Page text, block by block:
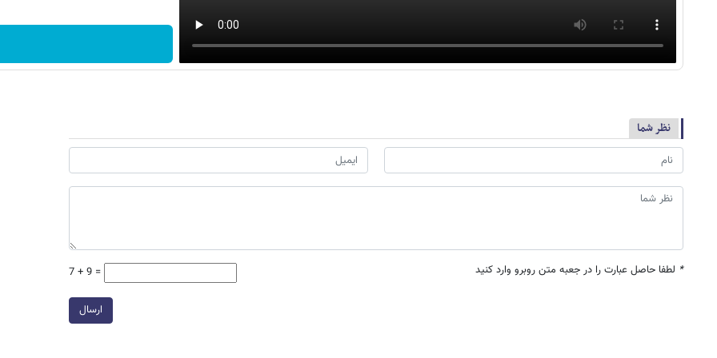
نظر شما
* لطفا حاصل عبارت را در جعبه متن روبرو وارد کنید 7 + 9 =
ارسال